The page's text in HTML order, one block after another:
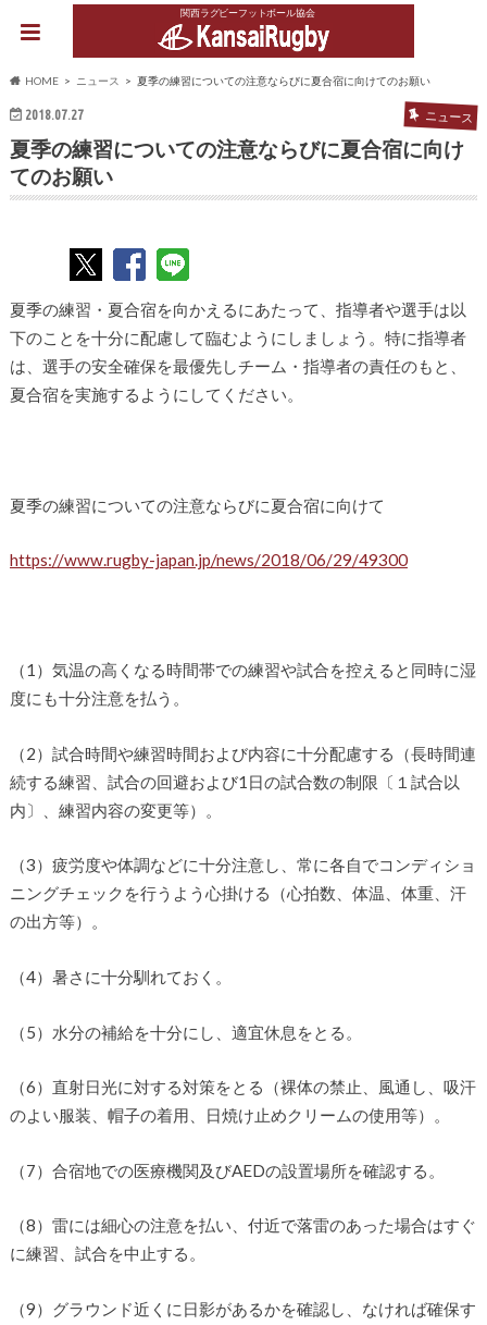
関西ラグビーフットボール協会
HOME ニュース 夏季の練習についての注意ならびに夏合宿に向けてのお願い
2018.07.27 ニュース
夏季の練習についての注意ならびに夏合宿に向け
てのお願い
夏季の練習・夏合宿を向かえるにあたって、指導者や選手は以
下のことを十分に配慮して臨むようにしましょう。特に指導者
は、選手の安全確保を最優先しチーム・指導者の責任のもと、
夏合宿を実施するようにしてください。
夏季の練習についての注意ならびに夏合宿に向けて
https://www.rugby-japan.jp/news/2018/06/29/49300
（1）気温の高くなる時間帯での練習や試合を控えると同時に湿
度にも十分注意を払う。
（2）試合時間や練習時間および内容に十分配慮する（長時間連
続する練習、試合の回避および1日の試合数の制限〔１試合以
内〕、練習内容の変更等）。
（3）疲労度や体調などに十分注意し、常に各自でコンディショ
ニングチェックを行うよう心掛ける（心拍数、体温、体重、汗
の出方等）。
（4）暑さに十分馴れておく。
（5）水分の補給を十分にし、適宜休息をとる。
（6）直射日光に対する対策をとる（裸体の禁止、風通し、吸汗
のよい服装、帽子の着用、日焼け止めクリームの使用等）。
（7）合宿地での医療機関及びAEDの設置場所を確認する。
（8）雷には細心の注意を払い、付近で落雷のあった場合はすぐ
に練習、試合を中止する。
（9）グラウンド近くに日影があるかを確認し、なければ確保す